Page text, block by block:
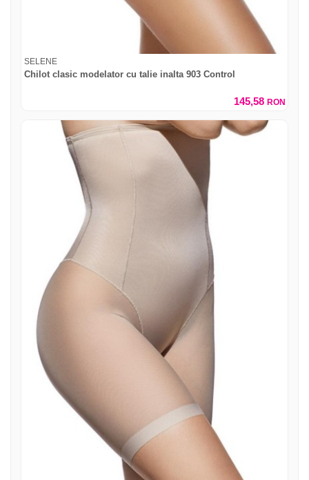
SELENE
Chilot clasic modelator cu talie inalta 903 Control
145,58 RON